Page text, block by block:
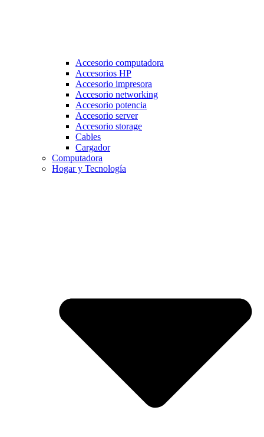
Accesorio computadora
Accesorios HP
Accesorio impresora
Accesorio networking
Accesorio potencia
Accesorio server
Accesorio storage
Cables
Cargador
Computadora
Hogar y Tecnología